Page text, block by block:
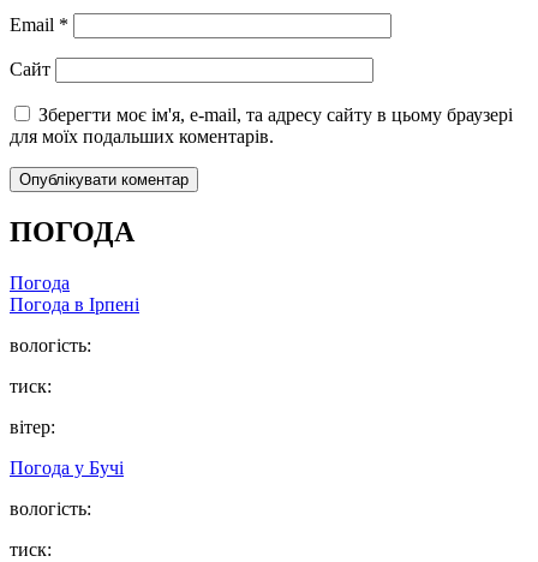
Email *
Сайт
Зберегти моє ім'я, e-mail, та адресу сайту в цьому браузері
для моїх подальших коментарів.
ПОГОДА
Погода
Погода в Ірпені
вологість:
тиск:
вітер:
Погода у Бучі
вологість:
тиск: